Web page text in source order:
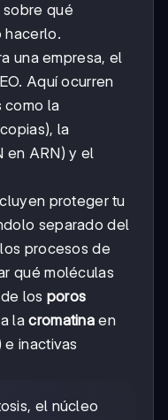
sobre qué
hacerlo.
una empresa, el
Aquí ocurren
como la
la
en ARN) y el
proteger tu
separado del
procesos de
qué moléculas
los poros
lacromatina en
e inactivas
el núcleo